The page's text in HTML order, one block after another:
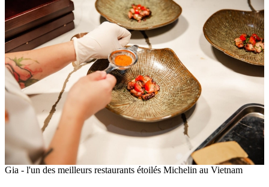
Gia - l'un des meilleurs restaurants étoilés Michelin au Vietnam